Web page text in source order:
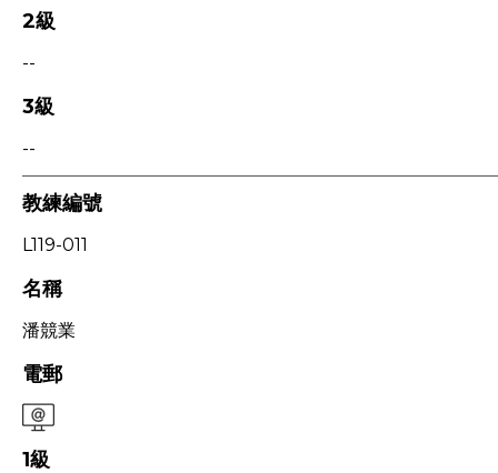
2級
--
3級
--
教練編號
L119-011
名稱
潘競業
電郵
1級